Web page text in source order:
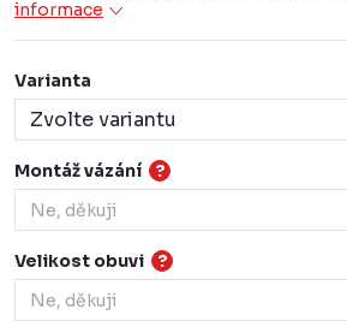
informace
Varianta
Montáž vázání ?
Velikost obuvi ?